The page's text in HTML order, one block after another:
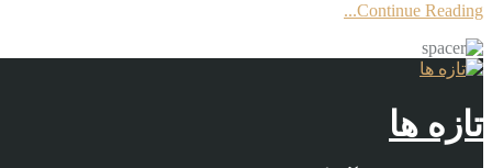
Continue Reading...
تازه ها